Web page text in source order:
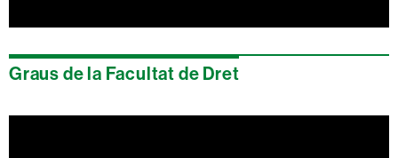
of
0
Graus de la Facultat de Dret